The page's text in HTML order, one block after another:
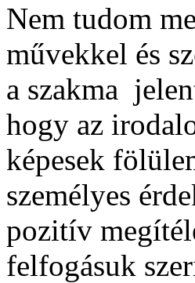
Nem tudom
művekkel és
a szakma
hogy az
képesek
személyes
pozitív
felfogásuk